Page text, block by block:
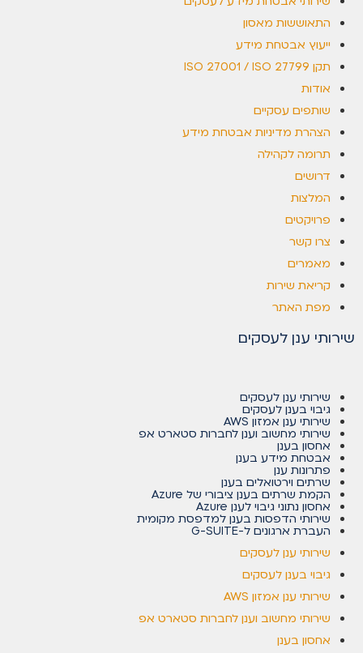
התאוששות מאסון
ייעוץ אבטחת מידע
תקן ISO 27001 / ISO 27799
אודות
שותפים עסקיים
הצהרת מדיניות אבטחת מידע
תרומה לקהילה
דרושים
המלצות
פרויקטים
צרו קשר
מאמרים
קריאת שירות
מפת האתר
שירותי ענן לעסקים
שירותי ענן לעסקים
גיבוי בענן לעסקים
שירותי ענן אמזון AWS
שירותי מחשוב וענן לחברות סטארט אפ
אחסון בענן
אבטחת מידע בענן
פתרונות ענן
שרתים וירטואלים בענן
הקמת שרתים בענן ציבורי של Azure
אחסון נתוני גיבוי לענן Azure
שירותי הדפסות בענן למדפסת מקומית
העברת ארגונים ל-G-SUITE
שירותי ענן לעסקים
גיבוי בענן לעסקים
שירותי ענן אמזון AWS
שירותי מחשוב וענן לחברות סטארט אפ
אחסון בענן